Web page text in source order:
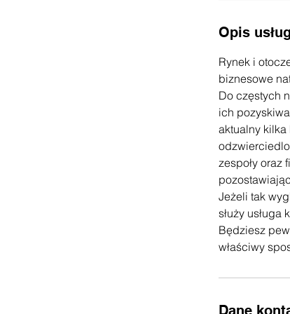
Opis
Rynek i
biznesowe
Do częstych
ich
aktualny kilka
zespoły oraz
Jeżeli tak
służy usługa
Będziesz
właściwy
Dane